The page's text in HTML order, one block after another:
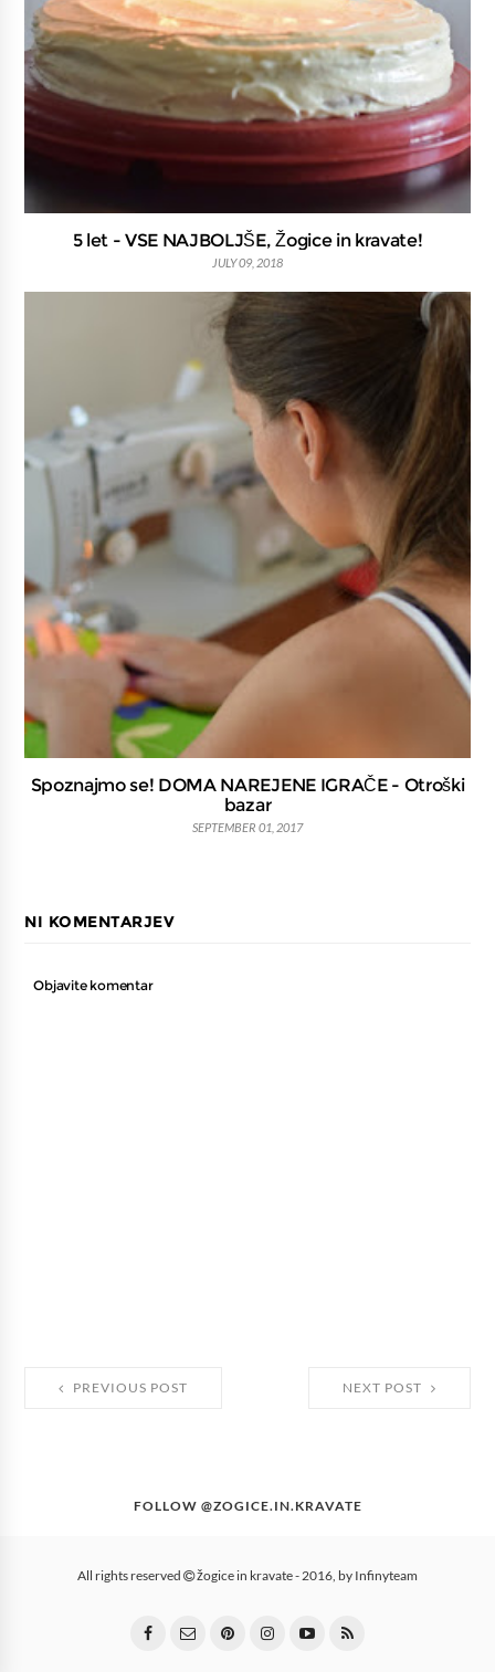
5 let - VSE NAJBOLJŠE, Žogice in kravate!
JULY 09, 2018
Spoznajmo se! DOMA NAREJENE IGRAČE - Otroški
bazar
SEPTEMBER 01, 2017
NI KOMENTARJEV
Objavite komentar
NEXT POST
PREVIOUS POST
FOLLOW @ZOGICE.IN.KRAVATE
All rights reserved žogice in kravate- 2016, by Infinyteam